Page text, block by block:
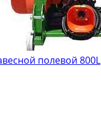
полевой 800L